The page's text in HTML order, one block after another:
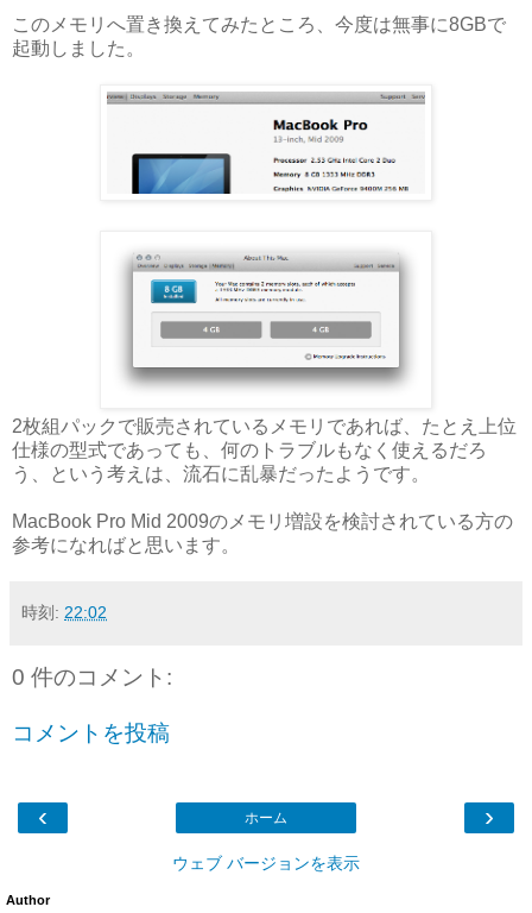
このメモリへ置き換えてみたところ、今度は無事に8GBで
起動しました。
2枚組パックで販売されているメモリであれば、たとえ上位
仕様の型式であっても、何のトラブルもなく使えるだろ
う、という考えは、流石に乱暴だったようです。
MacBook Pro Mid 2009のメモリ増設を検討されている方の
参考になればと思います。
時刻: 22:02
0 件のコメント:
コメントを投稿
‹ ›
ホーム
ウェブ バージョンを表示
Author